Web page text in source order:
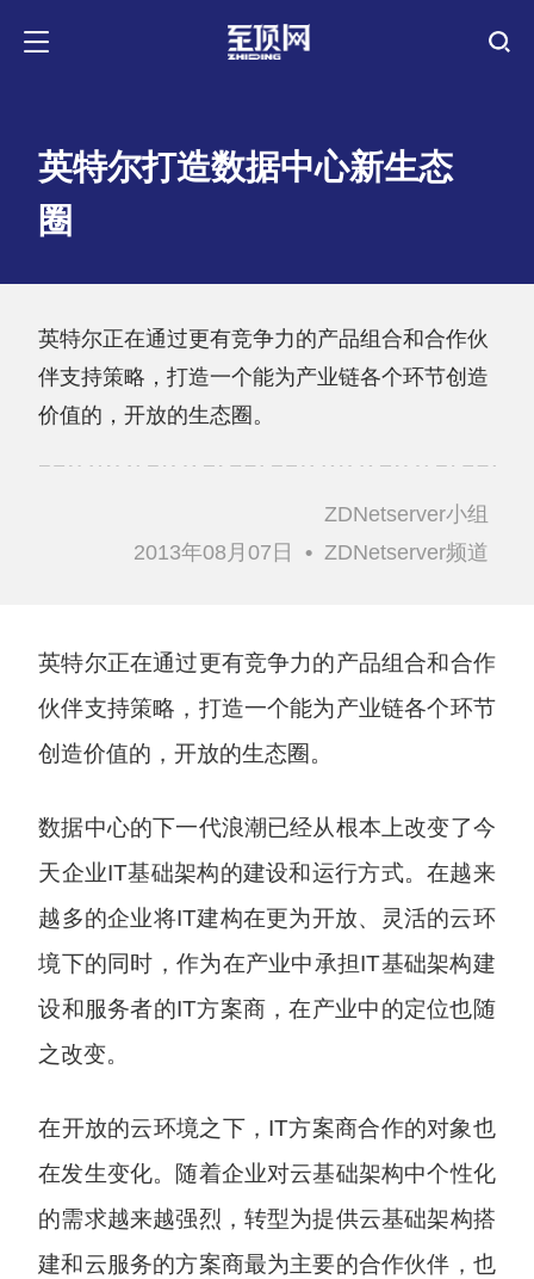
英特尔打造数据中心新生态
圈
英特尔正在通过更有竞争力的产品组合和合作伙
伴支持策略，打造一个能为产业链各个环节创造
价值的，开放的生态圈。
ZDNetserver小组
2013年08月07日
• ZDNetserver频道
英特尔正在通过更有竞争力的产品组合和合作
伙伴支持策略，打造一个能为产业链各个环节
创造价值的，开放的生态圈。
数据中心的下一代浪潮已经从根本上改变了今
天企业IT基础架构的建设和运行方式。在越来
越多的企业将IT建构在更为开放、灵活的云环
境下的同时，作为在产业中承担IT基础架构建
设和服务者的IT方案商，在产业中的定位也随
之改变。
在开放的云环境之下，IT方案商合作的对象也
在发生变化。随着企业对云基础架构中个性化
的需求越来越强烈，转型为提供云基础架构搭
建和云服务的方案商最为主要的合作伙伴，也